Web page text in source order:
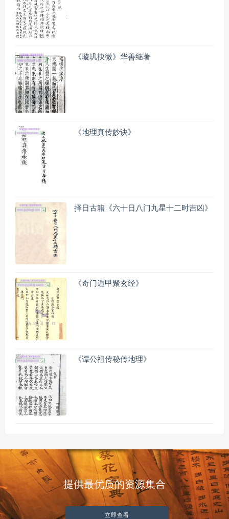
《璇玑抉微》华善继著
《地理真传妙诀》
择日古籍《六十日八门九星十二时吉凶》
《奇门遁甲聚玄经》
《谭公祖传秘传地理》
提供最优质的资源集合
立即查看